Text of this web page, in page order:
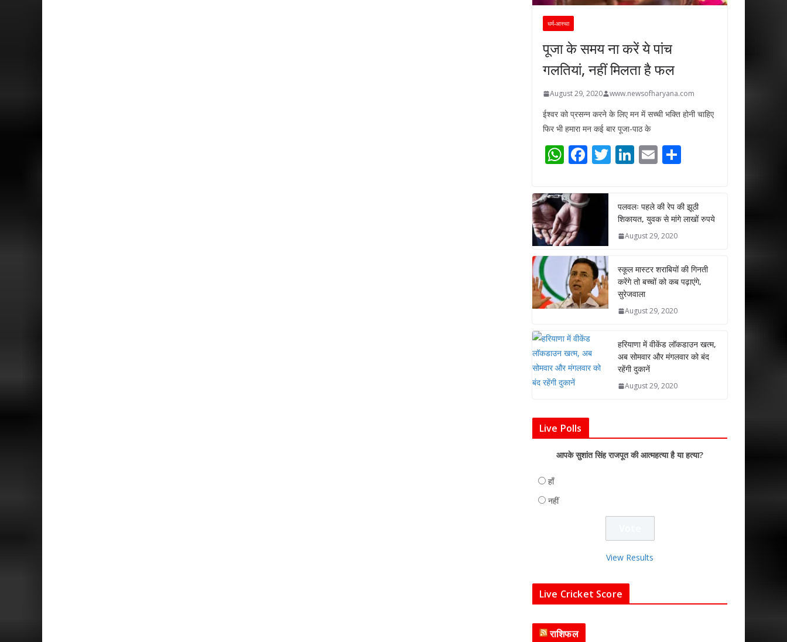
धर्म-आस्था
पूजा के समय ना करें ये पांच
गलतियां, नहीं मिलता है फल
August 29, 2020 www.newsofharyana.com
ईश्वर को प्रसन्न करने के लिए मन में सच्ची भक्ति होनी चाहिए
फिर भी हमारा मन कई बार पूजा-पाठ के
W
at
s
A
p
p
F
e
b
o
k
T
er
Li
e
dI
n
E
l e
पलवलः पहले की रेप की झूठी
शिकायत, युवक से मांगे लाखों रुपये
August 29, 2020
स्कूल मास्टर शराबियों की गिनती
करेंगे तो बच्चों को कब पढ़ाएंगे,
सुरेजवाला
August 29, 2020
हरियाणा में वीकेंड लॉकडाउन खत्म,
अब सोमवार और मंगलवार को बंद
रहेंगी दुकानें
August 29, 2020
Live Polls
आपके सुशांत सिंह राजपूत की आत्महत्या है या हत्या?
हाँ
नहीं
View Results
Live Cricket Score
राशिफल